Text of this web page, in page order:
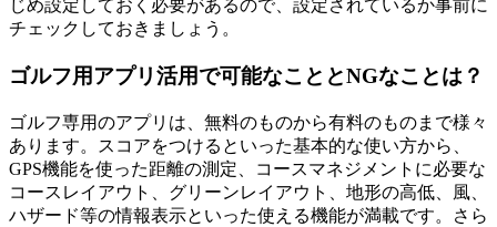
じめ設定しておく必要があるので、設定されているか事前に
チェックしておきましょう。
ゴルフ用アプリ活用で可能なこととNGなことは？
ゴルフ専用のアプリは、無料のものから有料のものまで様々
あります。スコアをつけるといった基本的な使い方から、
GPS機能を使った距離の測定、コースマネジメントに必要な
コースレイアウト、グリーンレイアウト、地形の高低、風、
ハザード等の情報表示といった使える機能が満載です。さら